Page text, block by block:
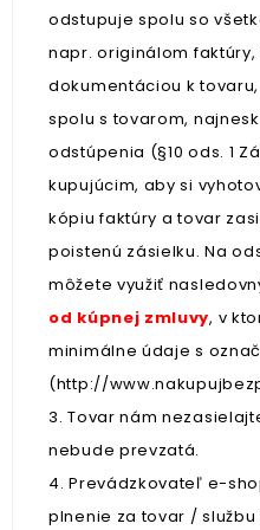
odstupuje spolu so
napr. originálom
dokumentáciou k
spolu s tovarom,
odstúpenia (§10 ods. 1
kupujúcim, aby si
kópiu faktúry a tovar
poistenú zásielku. Na
môžete využiť
od kúpnej zmluvy, v
minimálne údaje s
(http://
3. Tovar nám
nebude prevzatá.
4. Prevádzkovateľ e-
plnenie za tovar /